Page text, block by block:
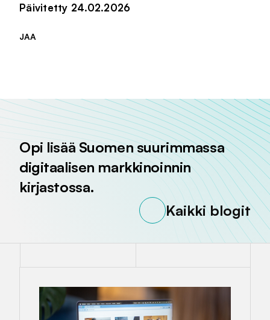
Päivitetty 24.02.2026
JAA
Opi lisää Suomen suurimmassa
digitaalisen markkinoinnin
kirjastossa.
Kaikki blogit